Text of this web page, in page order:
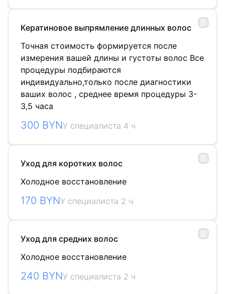
Кератиновое выпрямление длинных волос
Точная стоимость формируется после
измерения вашей длины и густоты волос Все
процедуры подбираются
индивидуально,только после диагностики
ваших волос , среднее время процедуры 3-
3,5 часа
300 BYNУ специалиста 4 ч
Уход для коротких волос
Холодное восстановление
170 BYNУ специалиста 2 ч
Уход для средних волос
Холодное восстановление
240 BYNУ специалиста 2 ч